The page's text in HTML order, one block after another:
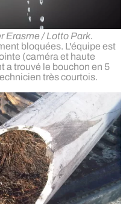
Erasme / Lotto Park.
bloquées. L'équipe est
(caméra et haute
a trouvé le bouchon en 5
très courtois.